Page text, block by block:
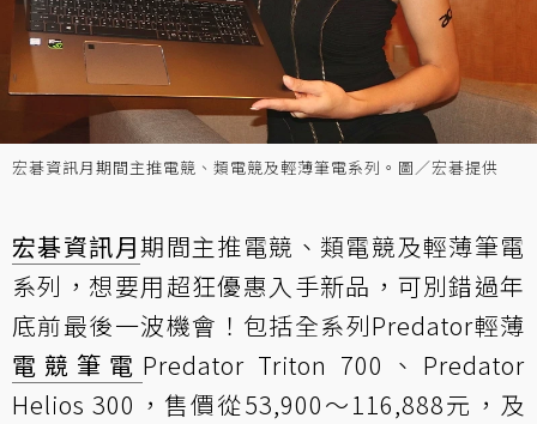
宏碁資訊月期間主推電競、類電競及輕薄筆電系列。圖／宏碁提供
宏碁資訊月期間主推電競、類電競及輕薄筆電
系列，想要用超狂優惠入手新品，可別錯過年
底前最後一波機會！包括全系列Predator輕薄
電競筆電 Predator Triton 700、Predator
Helios 300，售價從53,900～116,888元，及